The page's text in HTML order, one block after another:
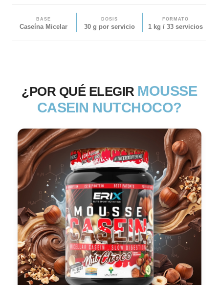
BASE
Caseína Micelar
DOSIS
30 g por servicio
FORMATO
1 kg / 33 servicios
¿POR QUÉ ELEGIR MOUSSE
CASEIN NUTCHOCO?